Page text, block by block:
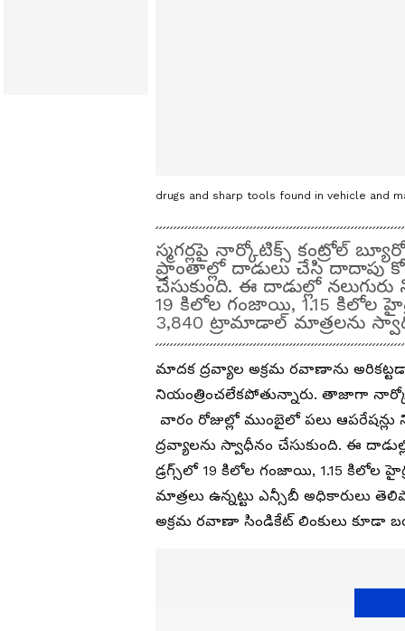
drugs and sharp tools found in vehicle and
స్మగర్లపై నార్కోటిక్స్ కంట్రోల్
ప్రాంతాల్లో దాడులు చేసి దాదాపు
చేసుకుంది. ఈ దాడుల్లో
19 కిలోల గంజాయి, 1.15 కిలోల
3,840 ట్రామాడాల్ మాత్రలను
మాదక ద్రవ్యాల అక్రమ రవాణాను
నియంత్రించలేకపోతున్నారు. తాజాగా
వారం రోజుల్లో ముంబైలో పలు
ద్రవ్యాలను స్వాధీనం చేసుకుంది. ఈ
డ్రగ్స్‌లో 19 కిలోల గంజాయి, 1.15 కిలోల
మాత్రలు ఉన్నట్టు ఎన్సీబీ అధికారులు
అక్రమ రవాణా సిండికేట్‌ లింకులు కూడా